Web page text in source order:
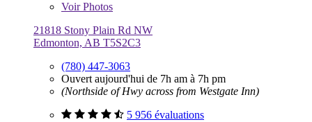
VoirPhotos
21818 Stony Plain Rd NW
Edmonton, AB T5S2C3
(780) 447-3063
Ouvert aujourd'hui de 7h am à 7h pm
(Northside of Hwy across from Westgate Inn)
5 956 évaluations